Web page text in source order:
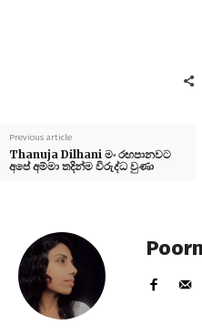
Previous article
Thanuja Dilhani මං රඟපානවට
අපේ අම්මා තදින්ම විරුද්ධ වුණා